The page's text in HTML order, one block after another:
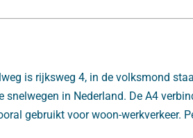
is rijksweg 4, in de volksmond
snelwegen in Nederland. De A4
gebruikt voor woon-werkverkeer.